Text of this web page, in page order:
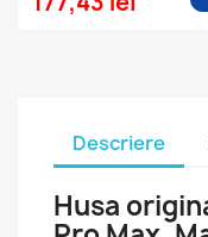
Descriere
Husa